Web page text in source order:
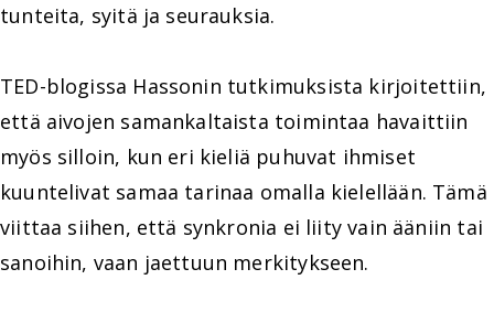
tunteita, syitä ja seurauksia.
TED-blogissa Hassonin tutkimuksista kirjoitettiin,
että aivojen samankaltaista toimintaa havaittiin
myös silloin, kun eri kieliä puhuvat ihmiset
kuuntelivat samaa tarinaa omalla kielellään. Tämä
viittaa siihen, että synkronia ei liity vain ääniin tai
sanoihin, vaan jaettuun merkitykseen.